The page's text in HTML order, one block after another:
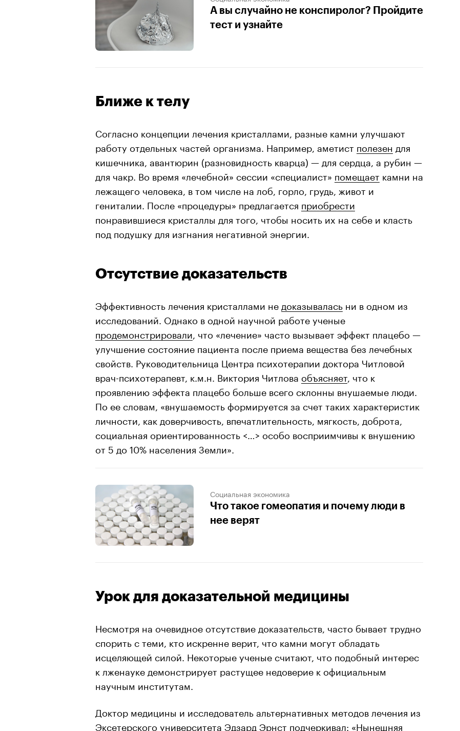
А вы случайно не конспиролог? Пройдите
тест и узнайте
Ближе к телу
Согласно концепции лечения кристаллами, разные камни улучшают
работу отдельных частей организма. Например, аметист полезен для
кишечника, авантюрин (разновидность кварца) — для сердца, а рубин —
для чакр. Во время «лечебной» сессии «специалист» помещает камни на
лежащего человека, в том числе на лоб, горло, грудь, живот и
гениталии. После «процедуры» предлагается приобрести
понравившиеся кристаллы для того, чтобы носить их на себе и класть
под подушку для изгнания негативной энергии.
Отсутствие доказательств
Эффективность лечения кристаллами не доказывалась ни в одном из
исследований. Однако в одной научной работе ученые
продемонстрировали , что «лечение» часто вызывает эффект плацебо —
улучшение состояние пациента после приема вещества без лечебных
свойств. Руководительница Центра психотерапии доктора Читловой
врач-психотерапевт, к.м.н. Виктория Читлова объясняет, что к
проявлению эффекта плацебо больше всего склонны внушаемые люди.
По ее словам, «внушаемость формируется за счет таких характеристик
личности, как доверчивость, впечатлительность, мягкость, доброта,
социальная ориентированность <…> особо восприимчивы к внушению
от 5 до 10% населения Земли».
Социальная экономика
Что такое гомеопатия и почему люди в
нее верят
Урок для доказательной медицины
Несмотря на очевидное отсутствие доказательств, часто бывает трудно
спорить с теми, кто искренне верит, что камни могут обладать
исцеляющей силой. Некоторые ученые считают, что подобный интерес
к лженауке демонстрирует растущее недоверие к официальным
научным институтам.
Доктор медицины и исследователь альтернативных методов лечения из
Эксетерского университета Эдзард Эрнст подчеркивал: «Нынешняя